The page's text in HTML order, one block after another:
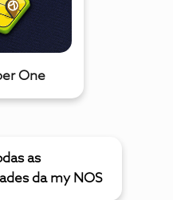
One
as
da my NOS